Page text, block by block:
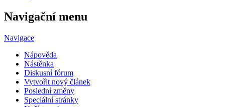
Navigační menu
Navigace
Nápověda
Nástěnka
Diskusní fórum
Vytvořit nový článek
Poslední změny
Speciální stránky